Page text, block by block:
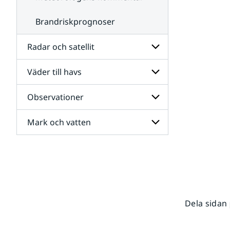
Brandriskprognoser
Radar och satellit
Undersidor
för
Radar
och
satellit
Väder till havs
Undersidor
för
Väder
till
havs
Observationer
Undersidor
för
Mark och vatten
Dela sidan